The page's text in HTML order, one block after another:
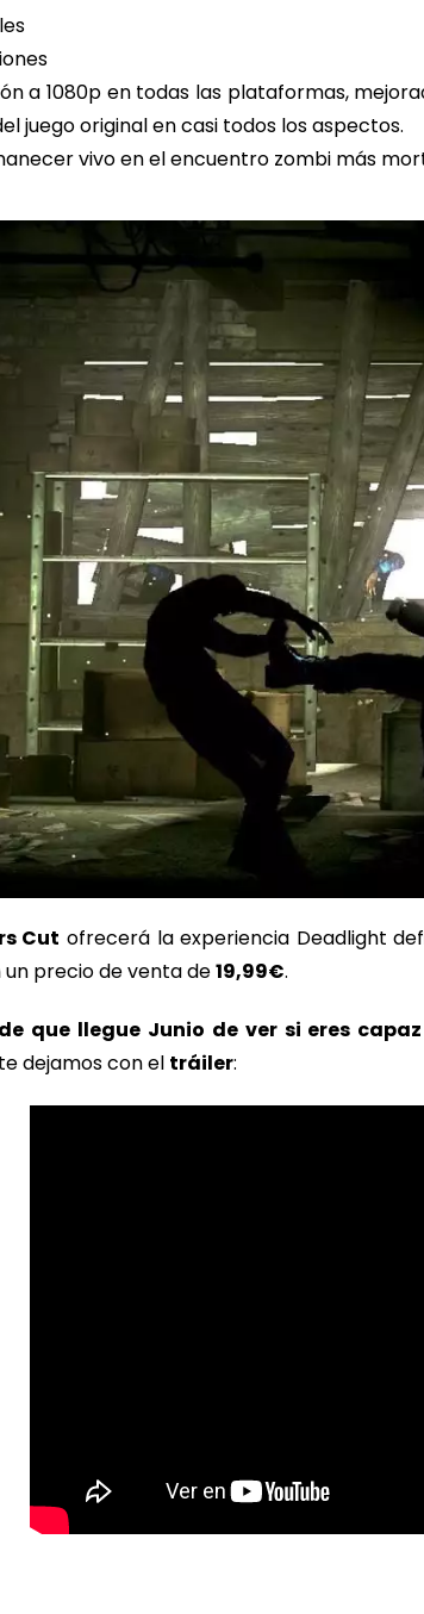
a 1080p en todas las plataformas,
juego original en casi todos los aspectos.
vivo en el encuentro zombi más
Cut ofrecerá la experiencia Deadlight
un precio de venta de19,99€.
que llegue Junio de ver si eres
dejamos con el tráiler: